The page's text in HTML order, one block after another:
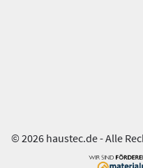
© 2026 haustec.de - Alle